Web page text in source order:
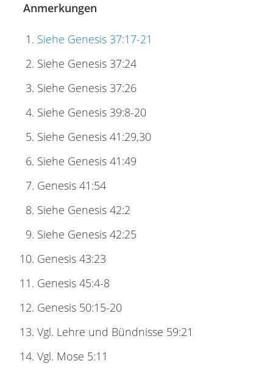
Anmerkungen
Siehe Genesis 37:17-21
Siehe Genesis 37:24
Siehe Genesis 37:26
Siehe Genesis 39:8-20
Siehe Genesis 41:29,30
Siehe Genesis 41:49
Genesis 41:54
Siehe Genesis 42:2
Siehe Genesis 42:25
Genesis 43:23
Genesis 45:4-8
Genesis 50:15-20
Vgl. Lehre und Bündnisse 59:21
Vgl. Mose 5:11